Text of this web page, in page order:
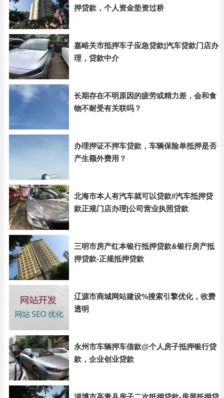
押贷款，个人资金垫资过桥
嘉峪关市抵押车子应急贷款|汽车贷款门店办
理，贷款中介
长期存在不明原因的疲劳或精力差，会和食
物不耐受有关联吗？
办理押证不押车贷款，车辆保险单抵押是否
产生额外费用？
北海市本人有汽车就可以贷款#汽车抵押贷
款正规门店办理|公司营业执照贷款
三明市房产红本银行抵押贷款&银行房产抵
押贷款-正规抵押贷款
辽源市商城网站建设%搜索引擎优化，收费
透明
永州市车辆押车借款@个人房子抵押银行贷
款，企业创业贷款